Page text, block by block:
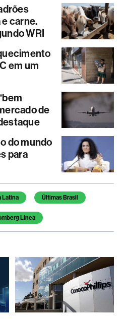
carne.
WRI
em um
de
do mundo
para
Latina Últimas Brasil
Línea